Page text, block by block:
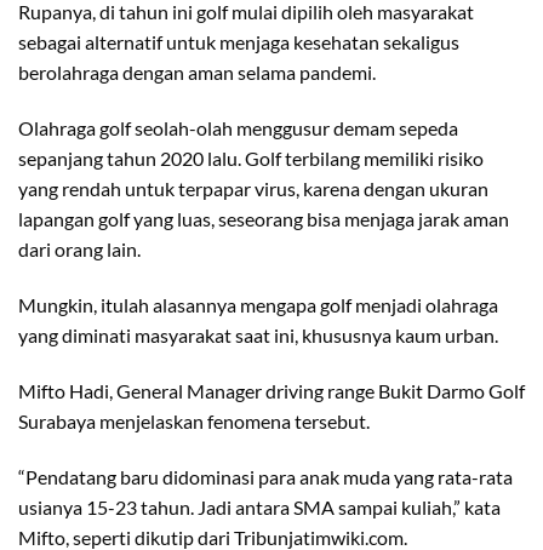
Rupanya, di tahun ini golf mulai dipilih oleh masyarakat
sebagai alternatif untuk menjaga kesehatan sekaligus
berolahraga dengan aman selama pandemi.
Olahraga golf seolah-olah menggusur demam sepeda
sepanjang tahun 2020 lalu. Golf terbilang memiliki risiko
yang rendah untuk terpapar virus, karena dengan ukuran
lapangan golf yang luas, seseorang bisa menjaga jarak aman
dari orang lain.
Mungkin, itulah alasannya mengapa golf menjadi olahraga
yang diminati masyarakat saat ini, khususnya kaum urban.
Mifto Hadi, General Manager driving range Bukit Darmo Golf
Surabaya menjelaskan fenomena tersebut.
“Pendatang baru didominasi para anak muda yang rata-rata
usianya 15-23 tahun. Jadi antara SMA sampai kuliah,” kata
Mifto, seperti dikutip dari Tribunjatimwiki.com.